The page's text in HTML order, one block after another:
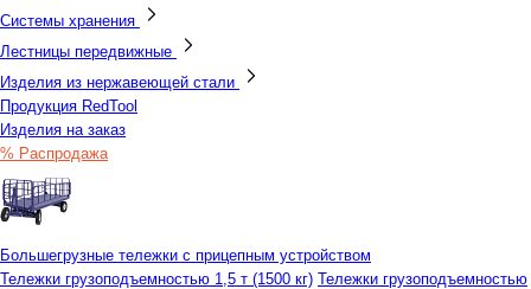
Системы хранения
Лестницы передвижные
Изделия из нержавеющей стали
Продукция RedTool
Изделия на заказ
% Распродажа
Большегрузные тележки с прицепным устройством
Тележки грузоподъемностью 1,5 т (1500 кг) Тележки грузоподъемностью